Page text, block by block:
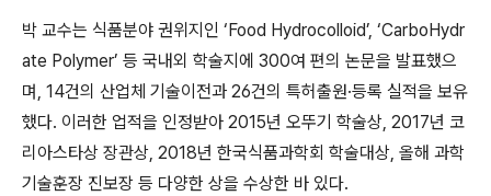
박 교수는 식품분야 권위지인 ‘Food Hydrocolloid’, ‘CarboHydr
ate Polymer’ 등 국내외 학술지에 300여 편의 논문을 발표했으
며 , 14건의 산업체 기술이전과 26건의 특허출원·등록 실적을 보유
했다. 이러한 업적을 인정받아 2015년 오뚜기 학술상, 2017년 코
리아스타상 장관상, 2018년 한국식품과학회 학술대상, 올해 과학
기술훈장 진보장 등 다양한 상을 수상한 바 있다.